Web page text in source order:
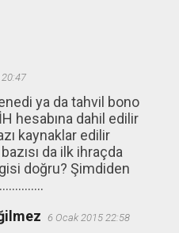
ya da tahvil bono
hesabına dahil edilir
kaynaklar edilir
da ilk ihraçda
doğru? Şimdiden
6 Ocak 2015 22:58